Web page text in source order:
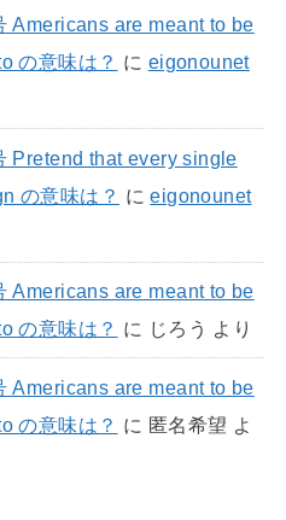
Americans are meant to be
の意味は？ に eigonounet
Pretend that every single
の意味は？ にeigonounet
Americans are meant to be
の意味は？ に じろう より
Americans are meant to be
の意味は？ に 匿名希望 よ